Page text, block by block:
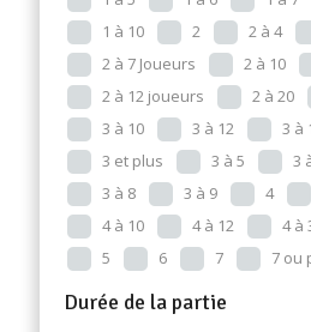
1 à 10
2 2 à 4
2 à 7 Joueurs
2 à 10
2 à 12 joueurs
2 à 20
3 à 10
3 à 12 3 à
3 et plus
3 à 5 3
3 à 8
3 à 9 4
4 à 10
4 à 12 4 à
5
6 7 7 ou
Durée de la partie